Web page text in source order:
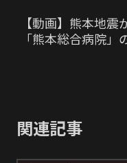
【動画】熊本地
「熊本総合病院
関連記事